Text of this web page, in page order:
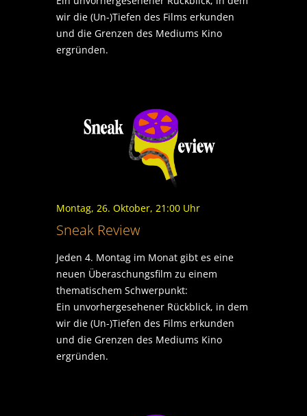
wir die (Un-)Tiefen des Films erkunden
und die Grenzen des Mediums Kino
ergründen.
Montag, 26. Oktober, 21:00 Uhr
Sneak Review
Jeden 4. Montag im Monat gibt es eine
neuen Überaschungsfilm zu einem
thematischem Schwerpunkt:
Ein unvorhergesehener Rückblick, in dem
wir die (Un-)Tiefen des Films erkunden
und die Grenzen des Mediums Kino
ergründen.